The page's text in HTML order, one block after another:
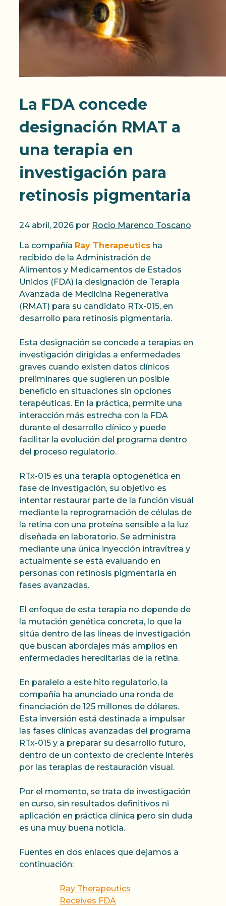
La FDA concede
designación RMAT a
una terapia en
investigación para
retinosis pigmentaria
24 abril, 2026 por Rocio Marenco Toscano
La compañía Ray Therapeutics ha
recibido de la Administración de
Alimentos y Medicamentos de Estados
Unidos (FDA) la designación de Terapia
Avanzada de Medicina Regenerativa
(RMAT) para su candidato RTx-015, en
desarrollo para retinosis pigmentaria.
Esta designación se concede a terapias en
investigación dirigidas a enfermedades
graves cuando existen datos clínicos
preliminares que sugieren un posible
beneficio en situaciones sin opciones
terapéuticas. En la práctica, permite una
interacción más estrecha con la FDA
durante el desarrollo clínico y puede
facilitar la evolución del programa dentro
del proceso regulatorio.
RTx-015 es una terapia optogenética en
fase de investigación, su objetivo es
intentar restaurar parte de la función visual
mediante la reprogramación de células de
la retina con una proteína sensible a la luz
diseñada en laboratorio. Se administra
mediante una única inyección intravítrea y
actualmente se está evaluando en
personas con retinosis pigmentaria en
fases avanzadas.
El enfoque de esta terapia no depende de
la mutación genética concreta, lo que la
sitúa dentro de las líneas de investigación
que buscan abordajes más amplios en
enfermedades hereditarias de la retina.
En paralelo a este hito regulatorio, la
compañía ha anunciado una ronda de
financiación de 125 millones de dólares.
Esta inversión está destinada a impulsar
las fases clínicas avanzadas del programa
RTx-015 y a preparar su desarrollo futuro,
dentro de un contexto de creciente interés
por las terapias de restauración visual.
Por el momento, se trata de investigación
en curso, sin resultados definitivos ni
aplicación en práctica clínica pero sin duda
es una muy buena noticia.
Fuentes en dos enlaces que dejamos a
continuación:
Ray Therapeutics
Receives FDA